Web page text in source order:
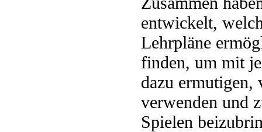
entwickelt,
Lehrpläne
finden, um mit
dazu ermutigen,
verwenden und
Spielen